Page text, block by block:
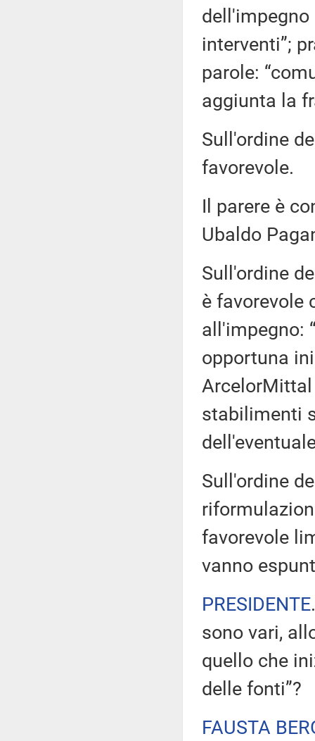
dell'impegno
interventi”;
parole:
aggiunta la
Sull'ordine
favorevole.
Il parere è
Ubaldo
Sull'ordine
è favorevole
all'impegno:
opportuna
stabilimenti
Sull'ordine
favorevole
vanno
PRESIDENTE
sono vari,
quello che
delle fonti”?
FAUSTA